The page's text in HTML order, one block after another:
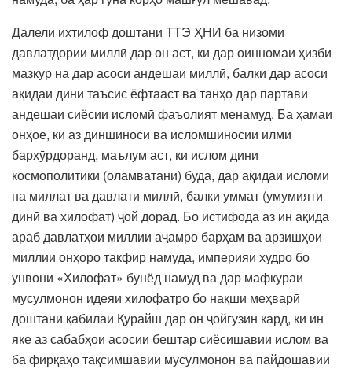
Далели ихтилоф доштани ТТЭ ҲНИ ба низоми
давлатдории миллӣ дар он аст, ки дар оинномаи ҳизби
мазкур на дар асоси андешаи миллӣ, балки дар асоси
ақидаи динӣ таъсис ёфтааст ва танҳо дар партави
андешаи сиёсии исломӣ фаъолият менамуд. Ба ҳамаи
онҳое, ки аз диншиносӣ ва исломшиносии илмӣ
бархӯрдоранд, маълум аст, ки ислом дини
космополитикӣ (оламватанӣ) буда, дар ақидаи исломӣ
на миллат ва давлати миллӣ, балки уммат (умумияти
динӣ ва хилофат) ҷой дорад. Бо истифода аз ин ақида
араб давлатҳои миллии аҷамро барҳам ва арзишҳои
миллии онҳоро такфир намуда, империяи худро бо
унвони «Хилофат» бунёд намуд ва дар мафкураи
мусулмонон идеяи хилофатро бо нақши меҳварӣ
доштани қабилаи Қурайш дар он ҷойгузин кард, ки ин
яке аз сабабҳои асосии бештар сиёсишавии ислом ва
ба фирқаҳо тақсимшавии мусулмонон ва пайдошавии